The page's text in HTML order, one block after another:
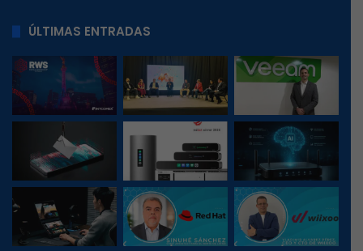
ÚLTIMAS ENTRADAS